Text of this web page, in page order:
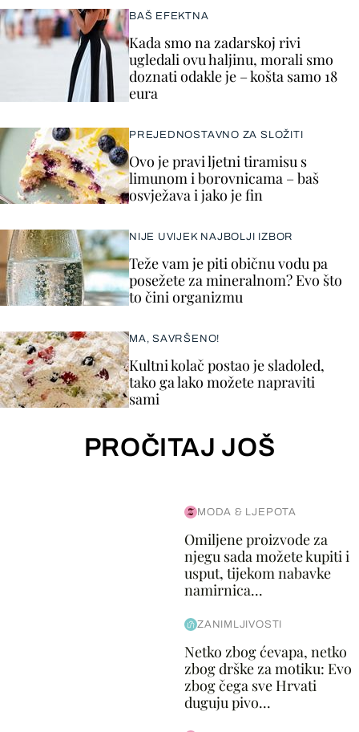
BAŠ EFEKTNA
Kada smo na zadarskoj rivi
ugledali ovu haljinu, morali smo
doznati odakle je – košta samo 18
eura
PREJEDNOSTAVNO ZA SLOŽITI
Ovo je pravi ljetni tiramisu s
limunom i borovnicama – baš
osvježava i jako je fin
NIJE UVIJEK NAJBOLJI IZBOR
Teže vam je piti običnu vodu pa
posežete za mineralnom? Evo što
to čini organizmu
MA, SAVRŠENO!
Kultni kolač postao je sladoled,
tako ga lako možete napraviti
sami
PROČITAJ JOŠ
MODA & LJEPOTA
Omiljene proizvode za
njegu sada možete kupiti i
usput, tijekom nabavke
namirnica...
ZANIMLJIVOSTI
Netko zbog ćevapa, netko
zbog drške za motiku: Evo
zbog čega sve Hrvati
duguju pivo...